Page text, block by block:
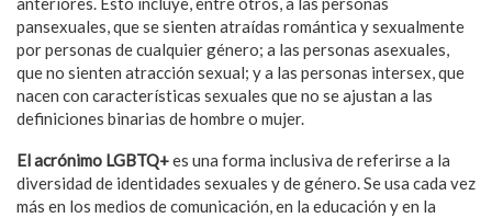
pansexuales, que se sienten atraídas romántica y sexualmente
por personas de cualquier género; a las personas asexuales,
que no sienten atracción sexual; y a las personas intersex, que
nacen con características sexuales que no se ajustan a las
definiciones binarias de hombre o mujer.
El acrónimo LGBTQ+es una forma inclusiva de referirse a la
diversidad de identidades sexuales y de género. Se usa cada vez
más en los medios de comunicación, en la educación y en la